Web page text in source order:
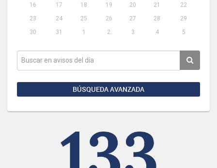
16
17 18 19 20 21
22
23
24 25 26 27 28
29
30
31 1 2 3 4 5
BÚSQUEDA AVANZADA